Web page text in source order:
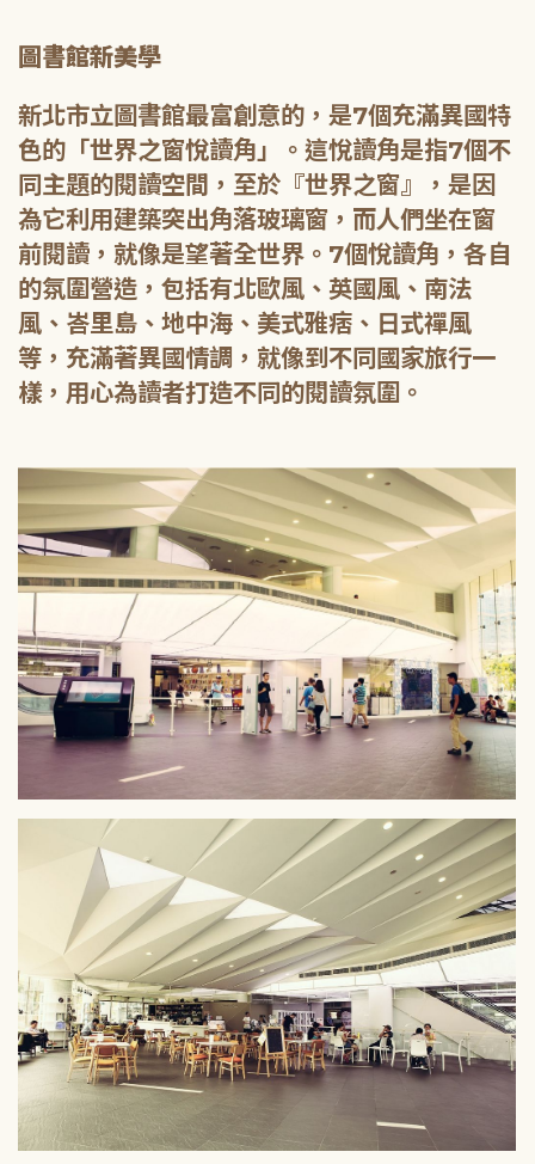
圖書館新美學
新北市立圖書館最富創意的，是7個充滿異國特
色的「世界之窗悅讀角」。這悅讀角是指7個不
同主題的閱讀空間，至於『世界之窗』，是因
為它利用建築突出角落玻璃窗，而人們坐在窗
前閱讀，就像是望著全世界。7個悅讀角，各自
的氛圍營造，包括有北歐風、英國風、南法
風、峇里島、地中海、美式雅痞、日式禪風
等，充滿著異國情調，就像到不同國家旅行一
樣，用心為讀者打造不同的閱讀氛圍。